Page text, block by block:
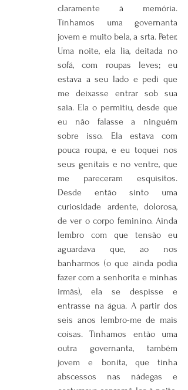
claramente à memória.
Tínhamos uma governanta
jovem e muito bela, a srta. Peter.
Uma noite, ela lia, deitada no
sofá, com roupas leves; eu
estava a seu lado e pedi que
me deixasse entrar sob sua
saia. Ela o permitiu, desde que
eu não falasse a ninguém
sobre isso. Ela estava com
pouca roupa, e eu toquei nos
seus genitais e no ventre, que
me pareceram esquisitos.
Desde então sinto uma
curiosidade ardente, dolorosa,
de ver o corpo feminino. Ainda
lembro com que tensão eu
aguardava que, ao nos
banharmos (o que ainda podia
fazer com a senhorita e minhas
irmãs), ela se despisse e
entrasse na água. A partir dos
seis anos lembro-me de mais
coisas. Tínhamos então uma
outra governanta, também
jovem e bonita, que tinha
abscessos nas nádegas e